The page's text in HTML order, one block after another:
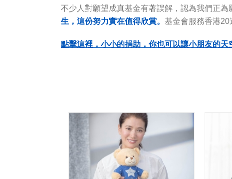
不少人對願望成真基金有著誤解，認為我們正
生，這份努力實在值得欣賞。 基金會服務香港20
點擊這裡，小小的捐助，你也可以讓小朋友的天